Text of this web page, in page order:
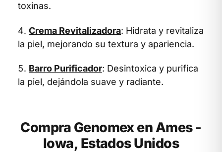
toxinas.
Crema Revitalizadora: Hidrata y revitaliza
la piel, mejorando su textura y apariencia.
Barro Purificador: Desintoxica y purifica
la piel, dejándola suave y radiante.
Compra Genomex en Ames -
Iowa, Estados Unidos